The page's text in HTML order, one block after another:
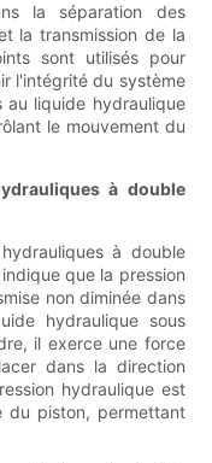
la séparation des
la transmission de la
sont utilisés pour
l'intégrité du système
au liquide hydraulique
le mouvement du
à double
à double
que la pression
non diminée dans
hydraulique sous
il exerce une force
dans la direction
hydraulique est
du piston, permettant